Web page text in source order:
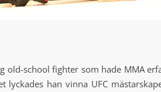
old-school fighter som hade MMA
lyckades han vinna UFC